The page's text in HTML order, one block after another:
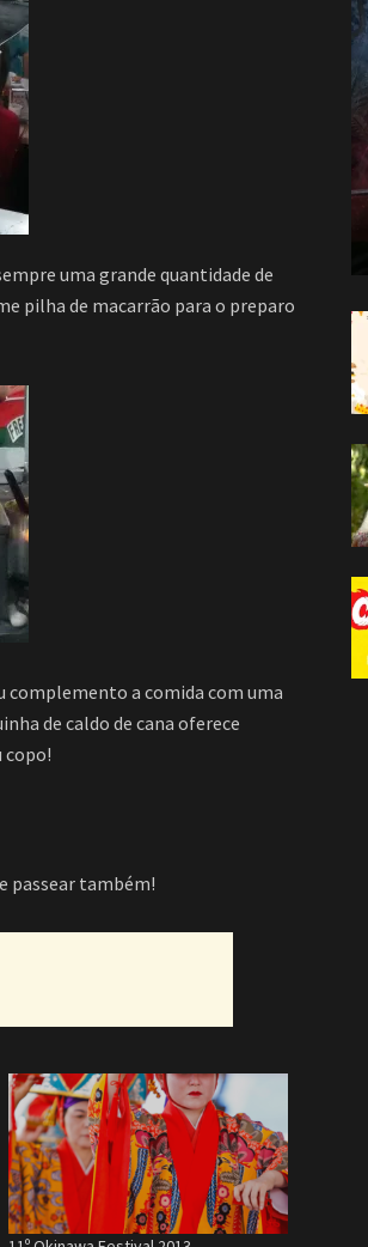
uma grande quantidade de
pilha de macarrão para o preparo
complemento a comida com uma
de caldo de cana oferece
copo!
passear também!